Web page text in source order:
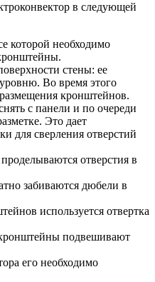
в следующей
которой необходимо
стены: ее
Во время этого
кронштейнов.
с панели и по очереди
Это дает
для сверления отверстий
отверстия в
забиваются дюбели в
используется отвертка
подвешивают
его необходимо